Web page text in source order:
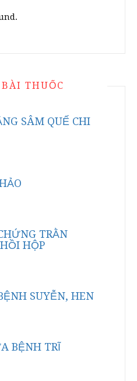
THUỐC
SÂM QUẾ CHI
TRẰN
HỘP
SUYỄN, HEN
BỆNH TRĨ